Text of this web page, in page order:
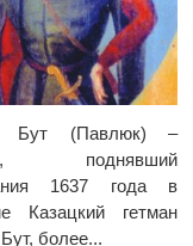
Бут (Павлюк) –
поднявший
1637 года в
Казацкий гетман
более...